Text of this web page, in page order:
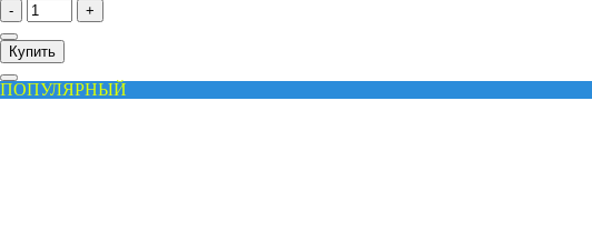
- +
Купить
ПОПУЛЯРНЫЙ